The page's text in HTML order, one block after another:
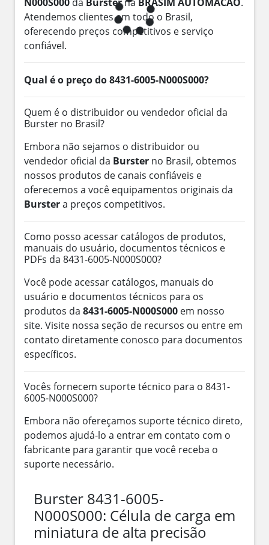
Atendemos clientes em todo o Brasil,
oferecendo preços competitivos e serviço
confiável.
Qual é o preço do 8431-6005-N000S000?
Quem é o distribuidor ou vendedor oficial da
Burster no Brasil?
Embora não sejamos o distribuidor ou
vendedor oficial da Burster no Brasil, obtemos
nossos produtos de canais confiáveis e
oferecemos a você equipamentos originais da
Burstera preços competitivos.
Como posso acessar catálogos de produtos,
manuais do usuário, documentos técnicos e
PDFs da 8431-6005-N000S000?
Você pode acessar catálogos, manuais do
usuário e documentos técnicos para os
produtos da 8431-6005-N000S000 em nosso
site. Visite nossa seção de recursos ou entre em
contato diretamente conosco para documentos
específicos.
Vocês fornecem suporte técnico para o 8431-
6005-N000S000?
Embora não ofereçamos suporte técnico direto,
podemos ajudá-lo a entrar em contato com o
fabricante para garantir que você receba o
suporte necessário.
Burster 8431-6005-
N000S000: Célula de carga em
miniatura de alta precisão